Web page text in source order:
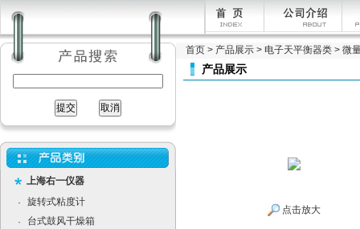
上海右一仪器
·
旋转式粘度计
·
台式鼓风干燥箱
首页 > 产品展示 > 电子天平衡器类 > 微
产品展示
点击放大